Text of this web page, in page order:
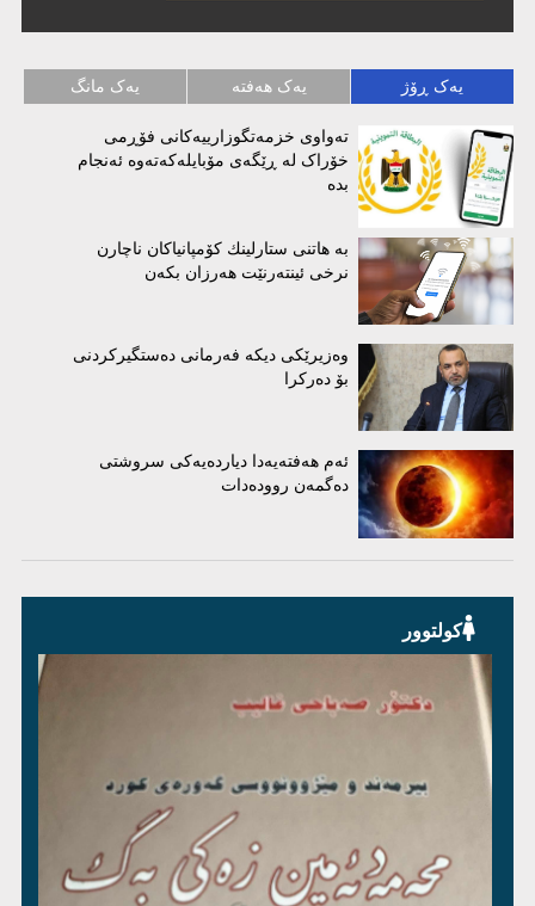
یەک ڕۆژ یەک هەفتە یەک مانگ
تەواوی خزمەتگوزارییەکانی فۆڕمی
خۆراک لە ڕێگەی مۆبایلەکەتەوە ئەنجام
بدە
بە هاتنی ستارلینك كۆمپانیاكان ناچارن
نرخی ئینتەرنێت هەرزان بكەن
وەزیرێکی دیکە فەرمانی دەستگیرکردنی
بۆ دەرکرا
ئەم هەفتەیەدا دیاردەیەکی سروشتی
دەگمەن روودەدات
کولتوور